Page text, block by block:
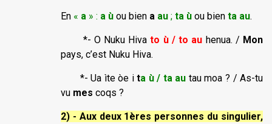
En « a » : a ù ou bien a au ; ta ù ou bien ta au.
*- O Nuku Hivato ù / to au henua. / Mon
pays, c’est Nuku Hiva.
*- Ua ìte òe ita ù / ta au tau moa ? / As-tu
vu mes coqs ?
2) - Aux deux 1ères personnes du singulier,